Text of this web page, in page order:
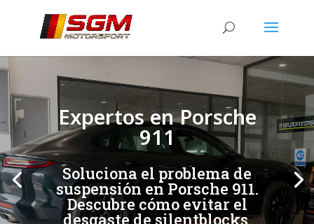
Expertos en Porsche
911
Soluciona el problema de
suspensión en Porsche 911.
Descubre cómo evitar el
desgaste de silentblocks.